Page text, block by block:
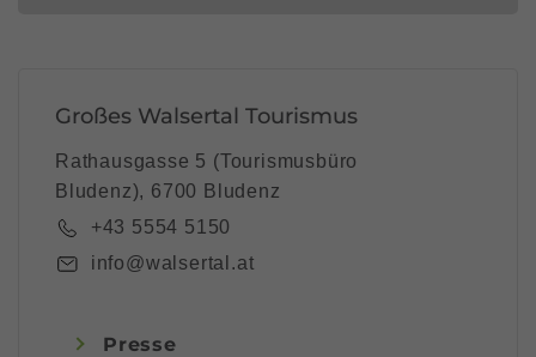
Großes Walsertal Tourismus
Rathausgasse 5 (Tourismusbüro
Bludenz), 6700 Bludenz
+43 5554 5150
info@walsertal.at
Presse